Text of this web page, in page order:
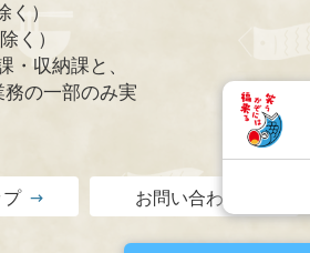
）
く）
・収納課と、
の一部のみ実
お問い合わせ